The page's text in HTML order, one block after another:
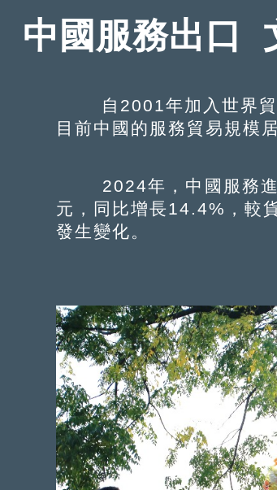
中國服務出
自2001年加入世界貿易
目前中國的服務貿易規模
2024年，中國服務進
元，同比增長14.4%，較
發生變化。